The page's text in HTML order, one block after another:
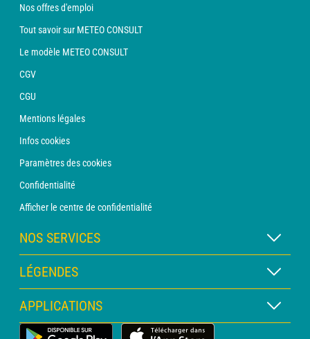
Nos offres d'emploi
Tout savoir sur METEO CONSULT
Le modèle METEO CONSULT
CGV
CGU
Mentions légales
Infos cookies
Paramètres des cookies
Confidentialité
Afficher le centre de confidentialité
NOS SERVICES
Abonnement METEO Xpert
Abonnement METEO PRO
Consultation avec un prévisionniste
Bulletin PRO
LÉGENDES
Légende des cartes
Légende des pictogrammes
APPLICATIONS